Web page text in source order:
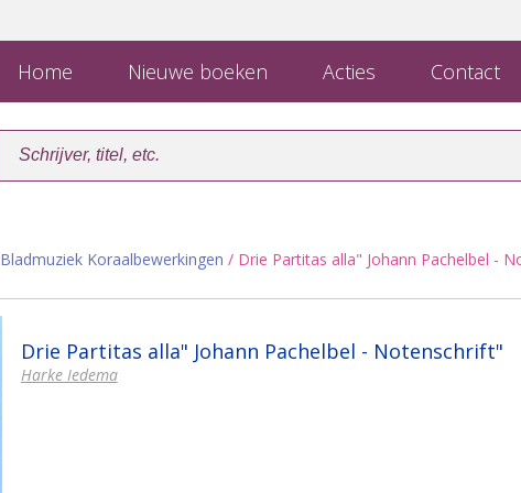
Home Nieuwe boeken Acties Contact
Bladmuziek Koraalbewerkingen / Drie Partitas alla" Johann Pachelbel -
Drie Partitas alla" Johann Pachelbel - Notenschrift"
Harke Iedema